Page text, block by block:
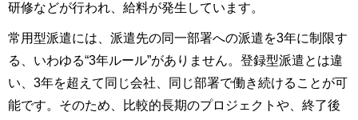
研修などが行われ、給料が発生しています。
常用型派遣には、派遣先の同一部署への派遣を3年に制限す
る、いわゆる“3年ルール”がありません。登録型派遣とは違
い、3年を超えて同じ会社、同じ部署で働き続けることが可
能です。そのため、比較的長期のプロジェクトや、終了後